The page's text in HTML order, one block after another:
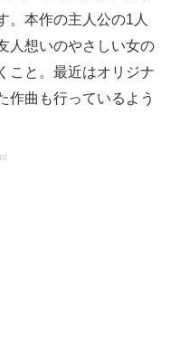
。本作の主人公の1人
人想いのやさしい女の
こと。最近はオリジナ
作曲も行っているよう